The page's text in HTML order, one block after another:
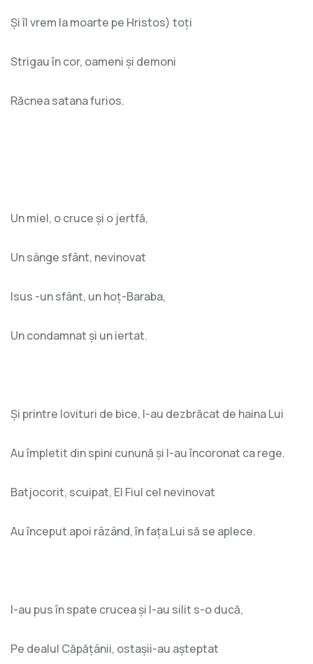
Și îl vrem la moarte pe Hristos) toți
Strigau în cor, oameni și demoni
Răcnea satana furios.
Un miel, o cruce și o jertfă,
Un sânge sfânt, nevinovat
Isus -un sfânt, un hoț-Baraba,
Un condamnat și un iertat.
Și printre lovituri de bice, l-au dezbrăcat de haina Lui
Au împletit din spini cunună și l-au încoronat ca rege.
Batjocorit, scuipat, El Fiul cel nevinovat
Au început apoi râzând, în fața Lui să se aplece.
I-au pus în spate crucea și l-au silit s-o ducă,
Pe dealul Căpățânii, ostașii-au așteptat